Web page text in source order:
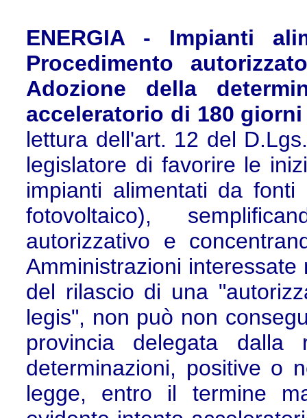
ENERGIA - Impianti
Procedimento
Adozione della
acceleratorio di 180
lettura dell'art. 12 del
legislatore di favorire le
impianti alimentati da
fotovoltaico),
autorizzativo e
Amministrazioni
del rilascio di una
legis", non può non
provincia delegata
determinazioni, positive o
legge, entro il termine